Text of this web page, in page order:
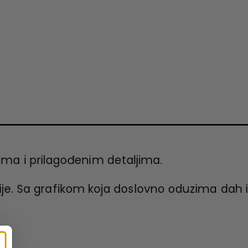
i prilagođenim detaljima.
Sa grafikom koja doslovno oduzima dah i